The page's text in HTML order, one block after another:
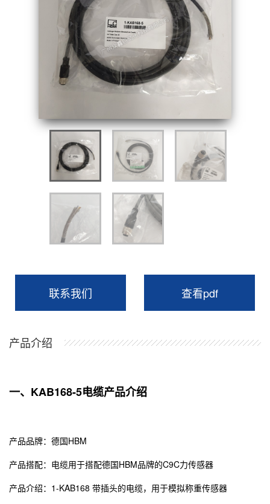
联系我们 查看pdf
产品介绍
一、KAB168-5电缆产品介绍
产品品牌：德国HBM
产品搭配：电缆用于搭配德国HBM品牌的C9C力传感器
产品介绍：1-KAB168 带插头的电缆，用于模拟称重传感器